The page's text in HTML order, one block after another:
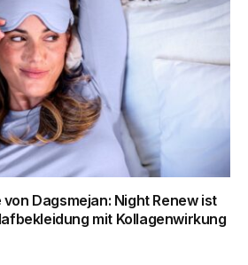
Dagsmejan: Night Renew ist
mit Kollagenwirkung